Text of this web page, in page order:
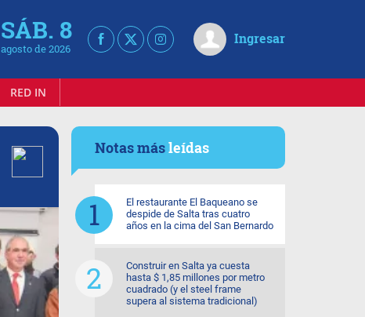
SÁB. 8
agosto de 2026
Ingresar
RED IN
Notas másleídas
El restaurante El Baqueano se
despide de Salta tras cuatro
años en la cima del San Bernardo
Construir en Salta ya cuesta
hasta $ 1,85 millones por metro
cuadrado (y el steel frame
supera al sistema tradicional)